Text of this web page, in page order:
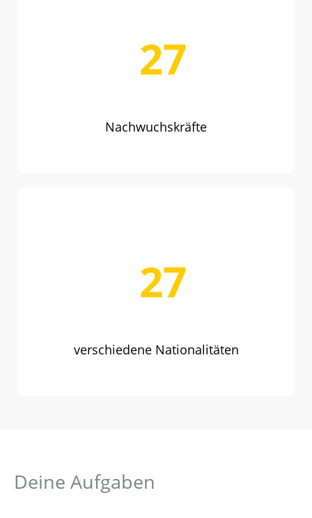
37
Nachwuchskräfte
37
verschiedene Nationalitäten
Deine Aufgaben